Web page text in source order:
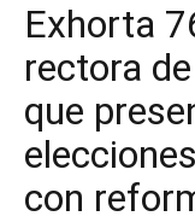
Exhorta
rectora
que
con